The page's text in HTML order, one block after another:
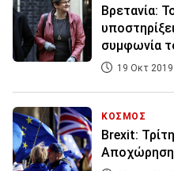
Βρετανία:
συμφωνία
19 Οκτ
ΚΟΣΜΟΣ
Brexit: